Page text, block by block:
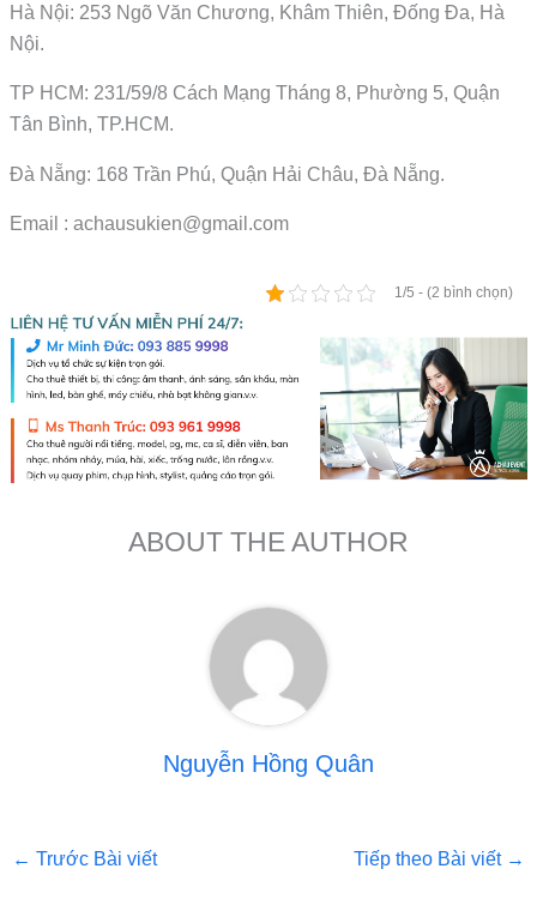
Hà Nội: 253 Ngõ Văn Chương, Khâm Thiên, Đống Đa, Hà
Nội.
TP HCM: 231/59/8 Cách Mạng Tháng 8, Phường 5, Quận
Tân Bình, TP.HCM.
Đà Nẵng: 168 Trần Phú, Quận Hải Châu, Đà Nẵng.
Email : achausukien@gmail.com
1/5 - (2 bình chọn)
ABOUT THE AUTHOR
Nguyễn Hồng Quân
← Trước Bài viết Tiếp theo Bài viết →